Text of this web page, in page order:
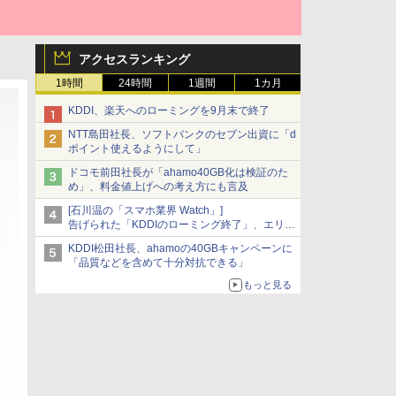
アクセスランキング
1時間 24時間 1週間 1カ月
KDDI、楽天へのローミングを9月末で終了
NTT島田社長、ソフトバンクのセブン出資に「d
ポイント使えるようにして」
ドコモ前田社長が「ahamo40GB化は検証のた
め」、料金値上げへの考え方にも言及
[石川温の「スマホ業界 Watch」]
告げられた「KDDIのローミング終了」、エリア
マップの落とし穴と楽天モバイルの課題
KDDI松田社長、ahamoの40GBキャンペーンに
「品質などを含めて十分対抗できる」
もっと見る